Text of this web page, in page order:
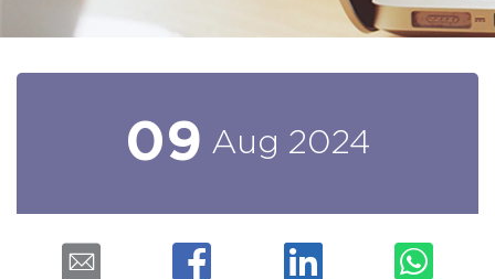
09 Aug 2024